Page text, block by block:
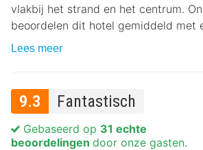
vlakbij het strand en het centrum.
beoordelen dit hotel gemiddeld met
Lees meer
9.3 Fantastisch
Gebaseerd op 31 echte
beoordelingen door onze gasten.